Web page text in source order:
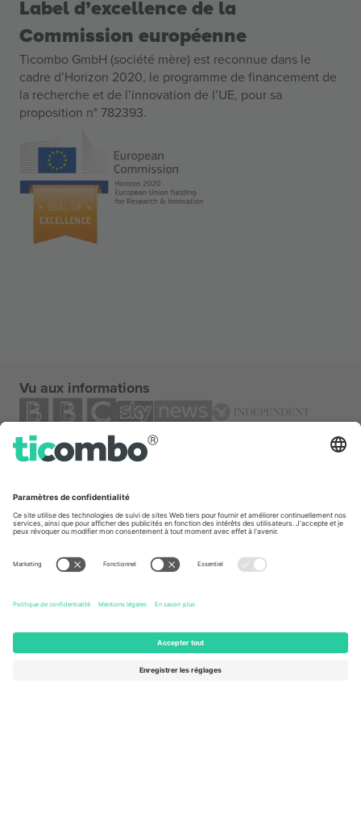
Label d’excellence de la
Commission européenne
Ticombo GmbH (société mère) est reconnue dans le
cadre d’Horizon 2020, le programme de financement de
la recherche et de l’innovation de l’UE, pour sa
proposition n° 782393.
Vu aux informations
TixProtect
Programme d'affiliation
Comment ça marche
Centre d'information sur la Coupe
Nous contacter